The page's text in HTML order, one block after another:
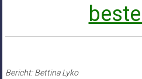
Bericht: Bettina Lyko